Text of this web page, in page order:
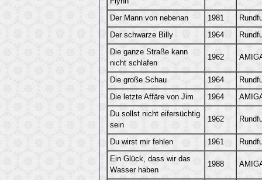
Der Mann von nebenan 1981
Der schwarze Billy 1964
Die ganze Straße kann
nicht schlafen
1962
Die große Schau 1964
Die letzte Affäre von Jim 1964
Du sollst nicht eifersüchtig
sein
1962
Du wirst mir fehlen 1961
Ein Glück, dass wir das
Wasser haben
1988